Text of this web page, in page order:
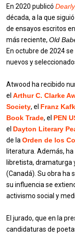
En 2020 publicóDearly
década, a la que
de ensayos escritos
más reciente,Old
En octubre de 2024
nuevos y
Atwood ha recibido
elArthur C. Clarke
Society, el Franz
Book Trade, el PEN
el Dayton Literary
de laOrden de los
literatura. Además,
libretista, dramaturga
(Canadá). Su obra ha
su influencia se
activismo social y
El jurado, que en la
candidaturas de